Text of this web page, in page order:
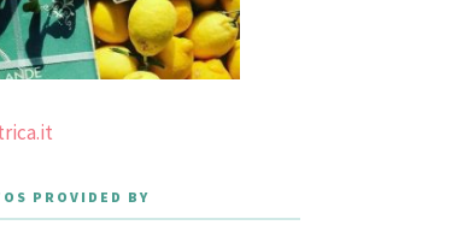
PROVIDED BY